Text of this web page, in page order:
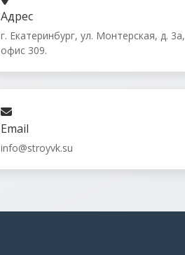
Адрес
г. Екатеринбург, ул. Монтерская, д. 3а,
офис 309.
Email
info@stroyvk.su